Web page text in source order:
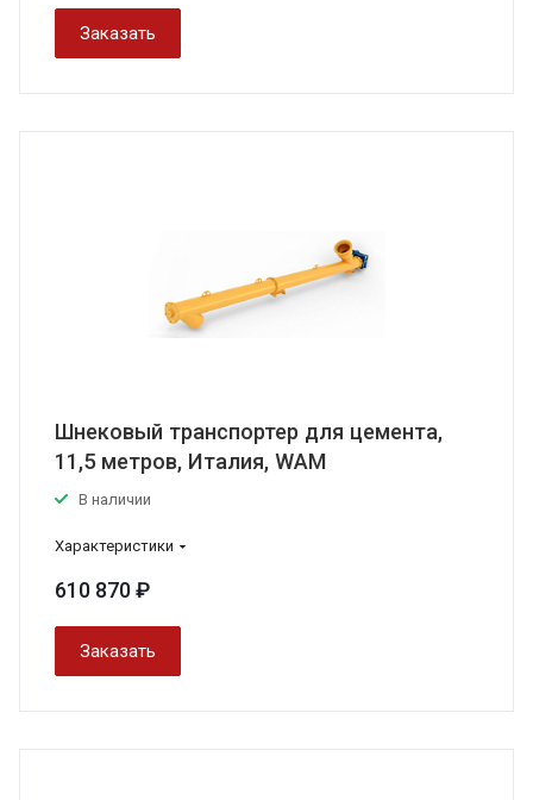
Заказать
Шнековый транспортер для цемента,
11,5 метров, Италия, WAM
В наличии
Характеристики
610 870 ₽
Заказать